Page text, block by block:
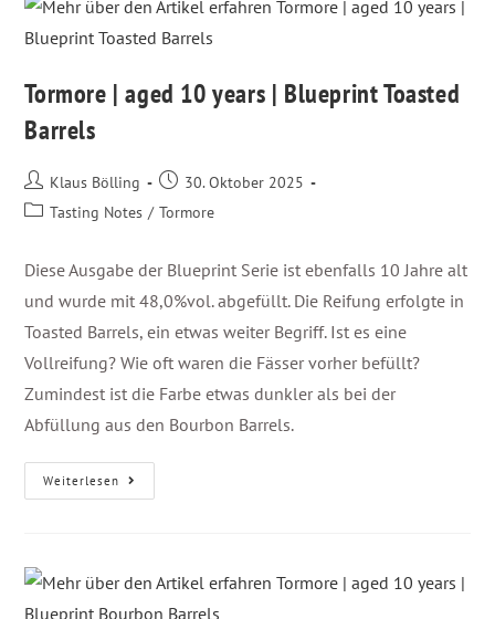
Tormore | aged 10 years | Blueprint Toasted
Barrels
Klaus Bölling
30. Oktober 2025
Tasting Notes / Tormore
Diese Ausgabe der Blueprint Serie ist ebenfalls 10 Jahre alt
und wurde mit 48,0%vol. abgefüllt. Die Reifung erfolgte in
Toasted Barrels, ein etwas weiter Begriff. Ist es eine
Vollreifung? Wie oft waren die Fässer vorher befüllt?
Zumindest ist die Farbe etwas dunkler als bei der
Abfüllung aus den Bourbon Barrels.
Weiterlesen